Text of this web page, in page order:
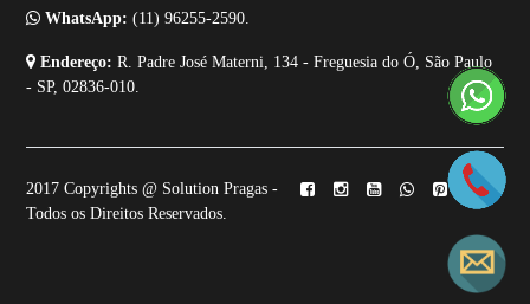
WhatsApp: (11) 96255-2590.
Endereço: R. Padre José Materni, 134 - Freguesia do Ó, São Paulo
- SP, 02836-010.
2017 Copyrights @ Solution Pragas -
Todos os Direitos Reservados.